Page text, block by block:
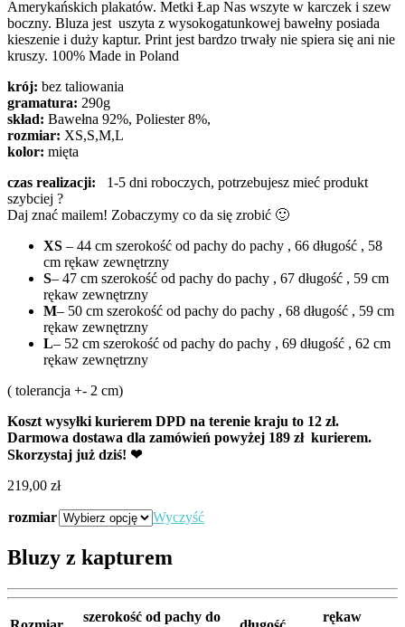
Amerykańskich plakatów. Metki Łap Nas wszyte w karczek i szew
boczny. Bluza jest uszyta z wysokogatunkowej bawełny posiada
kieszenie i duży kaptur. Print jest bardzo trwały nie spiera się ani nie
kruszy. 100% Made in Poland
krój: bez taliowania
gramatura: 290g
skład: Bawełna 92%, Poliester 8%,
rozmiar: XS,S,M,L
kolor: mięta
czas realizacji:
1-5 dni roboczych, potrzebujesz mieć produkt
szybciej ?
Daj znać mailem! Zobaczymy co da się zrobić 🙂
XS – 44 cm szerokość od pachy do pachy , 66 długość , 58
cm rękaw zewnętrzny
S– 47 cm szerokość od pachy do pachy , 67 długość , 59 cm
rękaw zewnętrzny
M– 50 cm szerokość od pachy do pachy , 68 długość , 59 cm
rękaw zewnętrzny
L– 52 cm szerokość od pachy do pachy , 69 długość , 62 cm
rękaw zewnętrzny
( tolerancja +- 2 cm)
Koszt wysyłki kurierem DPD na terenie kraju to 12 zł.
Darmowa dostawa dla zamówień powyżej 189 zł kurierem.
Skorzystaj już dziś! ❤
219,00 zł
rozmiar Wyczyść
Bluzy z kapturem
szerokość od pachy do
rękaw